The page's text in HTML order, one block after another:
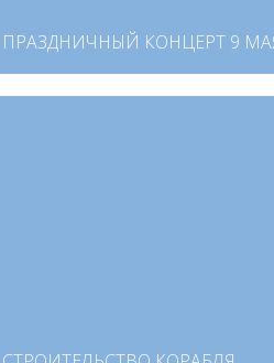
ПРАЗДНИЧНЫЙ КОНЦЕРТ 9